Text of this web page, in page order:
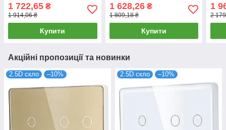
1 722,65 ₴
1 914,06 ₴
Купити
1 628,26₴
1 809,18 ₴
Купити
1
2
Акційні пропозиції та новинки
2.5D скло –10% 2.5D скло –10%